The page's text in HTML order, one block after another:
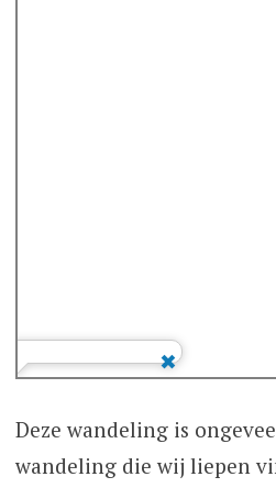
Deze wandeling is
wandeling die wij liepen